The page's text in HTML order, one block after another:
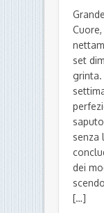
set
grinta.
senza
dei
[…]